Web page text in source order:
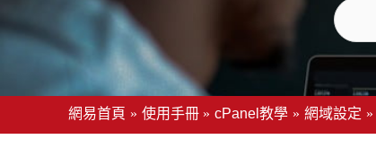
網易首頁 使用手冊 cPanel教學 網域設定